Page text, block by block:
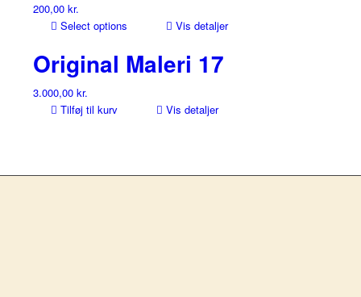
200,00 kr.
Select options
Vis detaljer
Original Maleri 17
3.000,00 kr.
Tilføj til kurv
Vis detaljer